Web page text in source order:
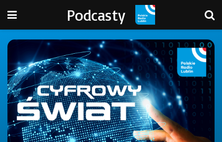
Podcasty